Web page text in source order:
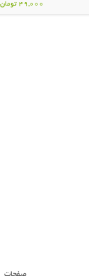
49,000 تومان